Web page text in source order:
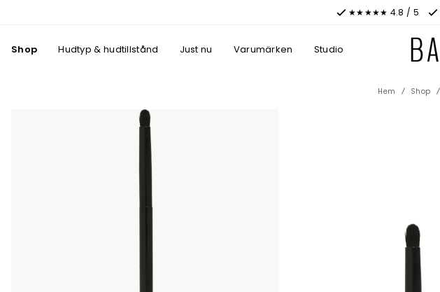
★★★★★ 4.8 / 5
Shop Hudtyp & hudtillstånd Just nu Varumärken Studio
Hem Shop